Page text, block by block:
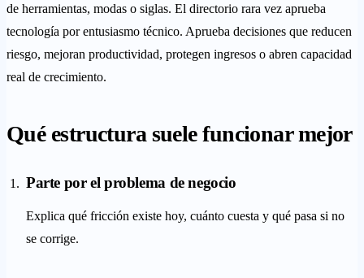
de herramientas, modas o siglas. El directorio rara vez aprueba
tecnología por entusiasmo técnico. Aprueba decisiones que reducen
riesgo, mejoran productividad, protegen ingresos o abren capacidad
real de crecimiento.
Qué estructura suele funcionar mejor
Parte por el problema de negocio
Explica qué fricción existe hoy, cuánto cuesta y qué pasa si no
se corrige.